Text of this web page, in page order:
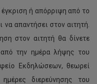
ή απόρριψη από το
απαντήσει στον αιτητή.
στον αιτητή θα δίνετε
την ημέρα λήψης του
Εκδηλώσεων, θεωρεί
διερεύνησης του